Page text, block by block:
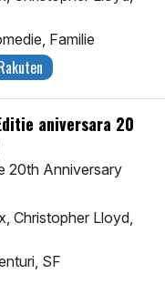
Familie
aniversara 20
20th Anniversary
Christopher Lloyd,
SF